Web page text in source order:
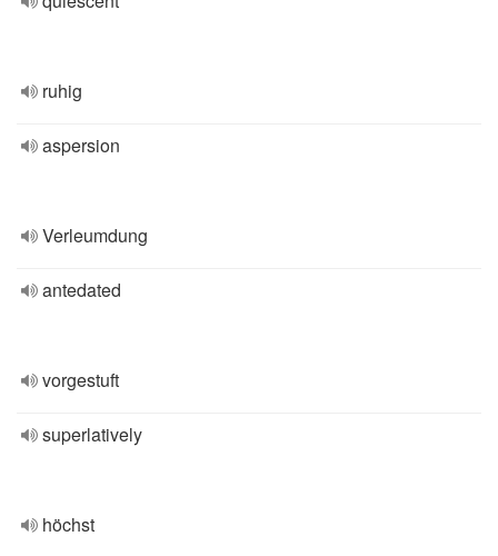
ruhig
aspersion
Verleumdung
antedated
vorgestuft
superlatively
höchst